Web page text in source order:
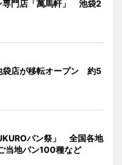
専門店「萬馬軒」 池袋2
袋店が移転オープン 約5
パン祭」 全国各地
当地パン100種など